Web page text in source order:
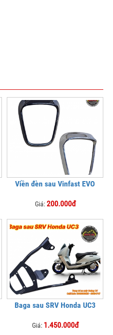
Viền đèn sau Vinfast EVO
Giá:200.000đ
Baga sau SRV Honda UC3
Giá: 1.450.000đ